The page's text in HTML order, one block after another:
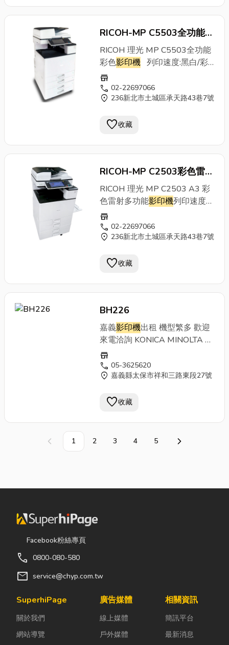
1~9,999張 自動雙面 A3-A5 面
板及操作 10.1吋中文/英文/多國
觸控液晶顯示面板 體積
(WxDxH) 615 x 688 x 961
mm 電源需求 AC 110V , 15A ,
印解析度(列印) 1,800 x 600dpi
記憶體 8GB 硬碟 256GB(固態
硬碟) 影印尺寸 SRA3、A3-A5
首張影印時間 黑白少於4.6秒、
彩色少於6.1秒 縮放倍率(微調倍
率) 25%至400%(微調0.1%) 送
紙系統 500張x2(紙匣1,2)、
150 張(多張手送台)，可再擴充
紙張重量(紙匣1-4) 52-256
g/m2 紙張重量(多張手送台)
1~9,999張 自動雙面 A3-A5 面
板及操作 10.1吋中文/英文/多國
觸控液晶顯示及按鍵 體積
(WxDxH) 615 x 688 x 779
mm 電源需求 AC 110V , 15A ,
RICOH-MP C5503全功能彩
色影印機
RICOH 理光 MP C5503全功能
彩色影印機列印速度:黑白/彩
色 55張/分 解析
度:1200/1200 dpi 首張出紙時
間:黑白3.1秒/全彩4.5秒 主機體
張尺寸:A3~A5標準配備(含四個
稿機+自動雙面單元+彩色網路
+萬用卡匣X4+scan to e-
mail+PC轉FAX無紙化接收
store
call 02-22697066
location_on 236新北市土城區承天路43巷7號
favorite收藏
RICOH-MP C2503彩色雷射
多功能 影印機
RICOH 理光 MP C2503 A3 彩
色雷射多功能影印機列印速度：
每分鐘25張解析度：
1200X1200 dpi首張出紙時
間：黑白6.5秒/全彩9.5秒 雙面
色網路列印+彩色網路掃瞄+電
mail+無紙化接收 主機體積:寬
寸：A3~A5
store
call 02-22697066
location_on 236新北市土城區承天路43巷7號
favorite收藏
BH226
嘉義影印機出租 機型繁多 歡迎
來電洽詢 KONICA MINOLTA
BH226
store
call 05-3625620
location_on 嘉義縣太保市祥和三路東段27號
favorite收藏
上一頁 1 2 3 4 5 下一頁
Facebook粉絲專頁
call 0800-080-580
mail service@chyp.com.tw
SuperhiPage
關於我們
網站導覽
廣告媒體
線上媒體
戶外媒體
相關資訊
簡訊平台
最新消息